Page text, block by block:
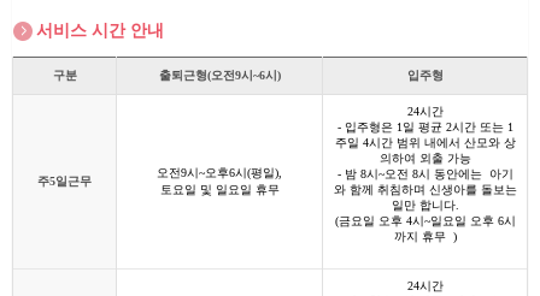
서비스 시간 안내
구분 출퇴근형(오전9시~6시) 입주형
주5일근무
오전9시~오후6시(평일),
토요일 및 일요일 휴무
24시간
- 입주형은 1일 평균 2시간 또는 1
주일 4시간 범위 내에서 산모와 상
의하여 외출 가능
- 밤 8시~오전 8시 동안에는 아기
와 함께 취침하며 신생아를 돌보는
일만 합니다.
(금요일 오후 4시~일요일 오후 6시
까지 휴무 )
24시간